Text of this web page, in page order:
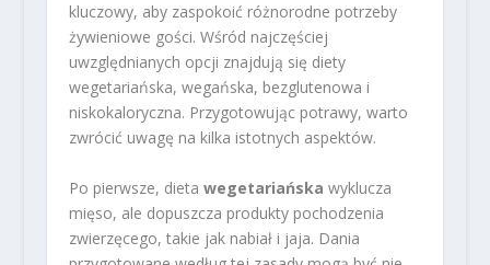
kluczowy, aby zaspokoić różnorodne potrzeby
żywieniowe gości. Wśród najczęściej
uwzględnianych opcji znajdują się diety
wegetariańska, wegańska, bezglutenowa i
niskokaloryczna. Przygotowując potrawy, warto
zwrócić uwagę na kilka istotnych aspektów.
Po pierwsze, dieta wegetariańska wyklucza
mięso, ale dopuszcza produkty pochodzenia
zwierzęcego, takie jak nabiał i jaja. Dania